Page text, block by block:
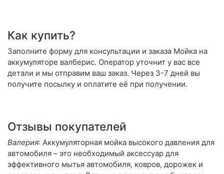
Как купить?
Заполните форму для консультации и заказа Мойка на
аккумуляторе валберис. Оператор уточнит у вас все
детали и мы отправим ваш заказ. Через 3-7 дней вы
получите посылку и оплатите её при получении.
Отзывы покупателей
Валерия: Аккумуляторная мойка высокого давления для
автомобиля – это необходимый аксессуар для
эффективного мытья автомобиля, ковров, дорожек и